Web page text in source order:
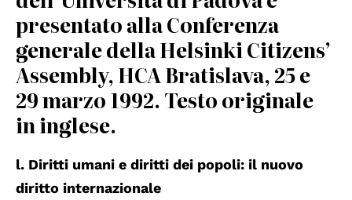
presentato alla Conferenza
generale della Helsinki Citizens’
Assembly, HCA Bratislava, 25 e
29 marzo 1992. Testo originale
in inglese.
l. Diritti umani e diritti dei popoli: il nuovo
diritto internazionale